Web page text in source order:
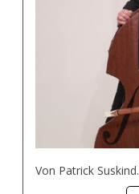
Von Patrick Suskind.